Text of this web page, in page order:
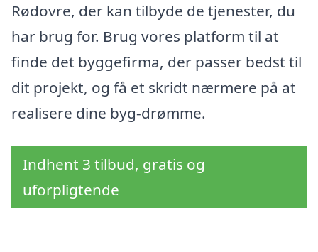
Rødovre, der kan tilbyde de tjenester, du
har brug for. Brug vores platform til at
finde det byggefirma, der passer bedst til
dit projekt, og få et skridt nærmere på at
realisere dine byg-drømme.
Indhent 3 tilbud, gratis og
uforpligtende